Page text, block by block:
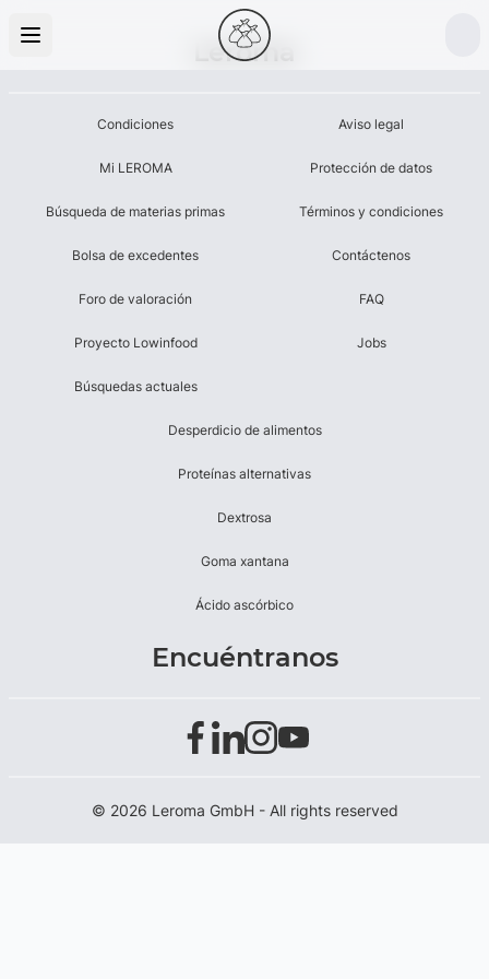
Leroma
Condiciones
Mi LEROMA
Búsqueda de materias primas
Bolsa de excedentes
Foro de valoración
Proyecto Lowinfood
Búsquedas actuales
Aviso legal
Protección de datos
Términos y condiciones
Contáctenos
FAQ
Jobs
Desperdicio de alimentos
Proteínas alternativas
Dextrosa
Goma xantana
Ácido ascórbico
Encuéntranos
© 2026 Leroma GmbH - All rights reserved